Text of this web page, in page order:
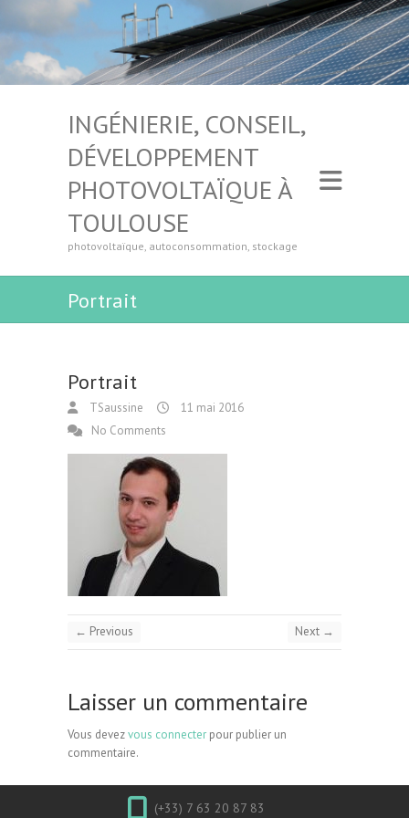
INGÉNIERIE, CONSEIL,
DÉVELOPPEMENT
PHOTOVOLTAÏQUE À
TOULOUSE
photovoltaïque, autoconsommation, stockage
Portrait
Portrait
TSaussine
11 mai 2016
No Comments
← Previous Next →
Laisser un commentaire
Vous devezvous connecter pour publier un
commentaire.
(+33) 7 63 20 87 83